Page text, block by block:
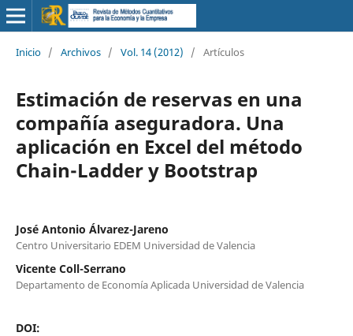
Inicio / Archivos / Vol. 14 (2012) / Artículos
Estimación de reservas en una
compañía aseguradora. Una
aplicación en Excel del método
Chain-Ladder y Bootstrap
José Antonio Álvarez-Jareno
Centro Universitario EDEM Universidad de Valencia
Vicente Coll-Serrano
Departamento de Economía Aplicada Universidad de Valencia
DOI: